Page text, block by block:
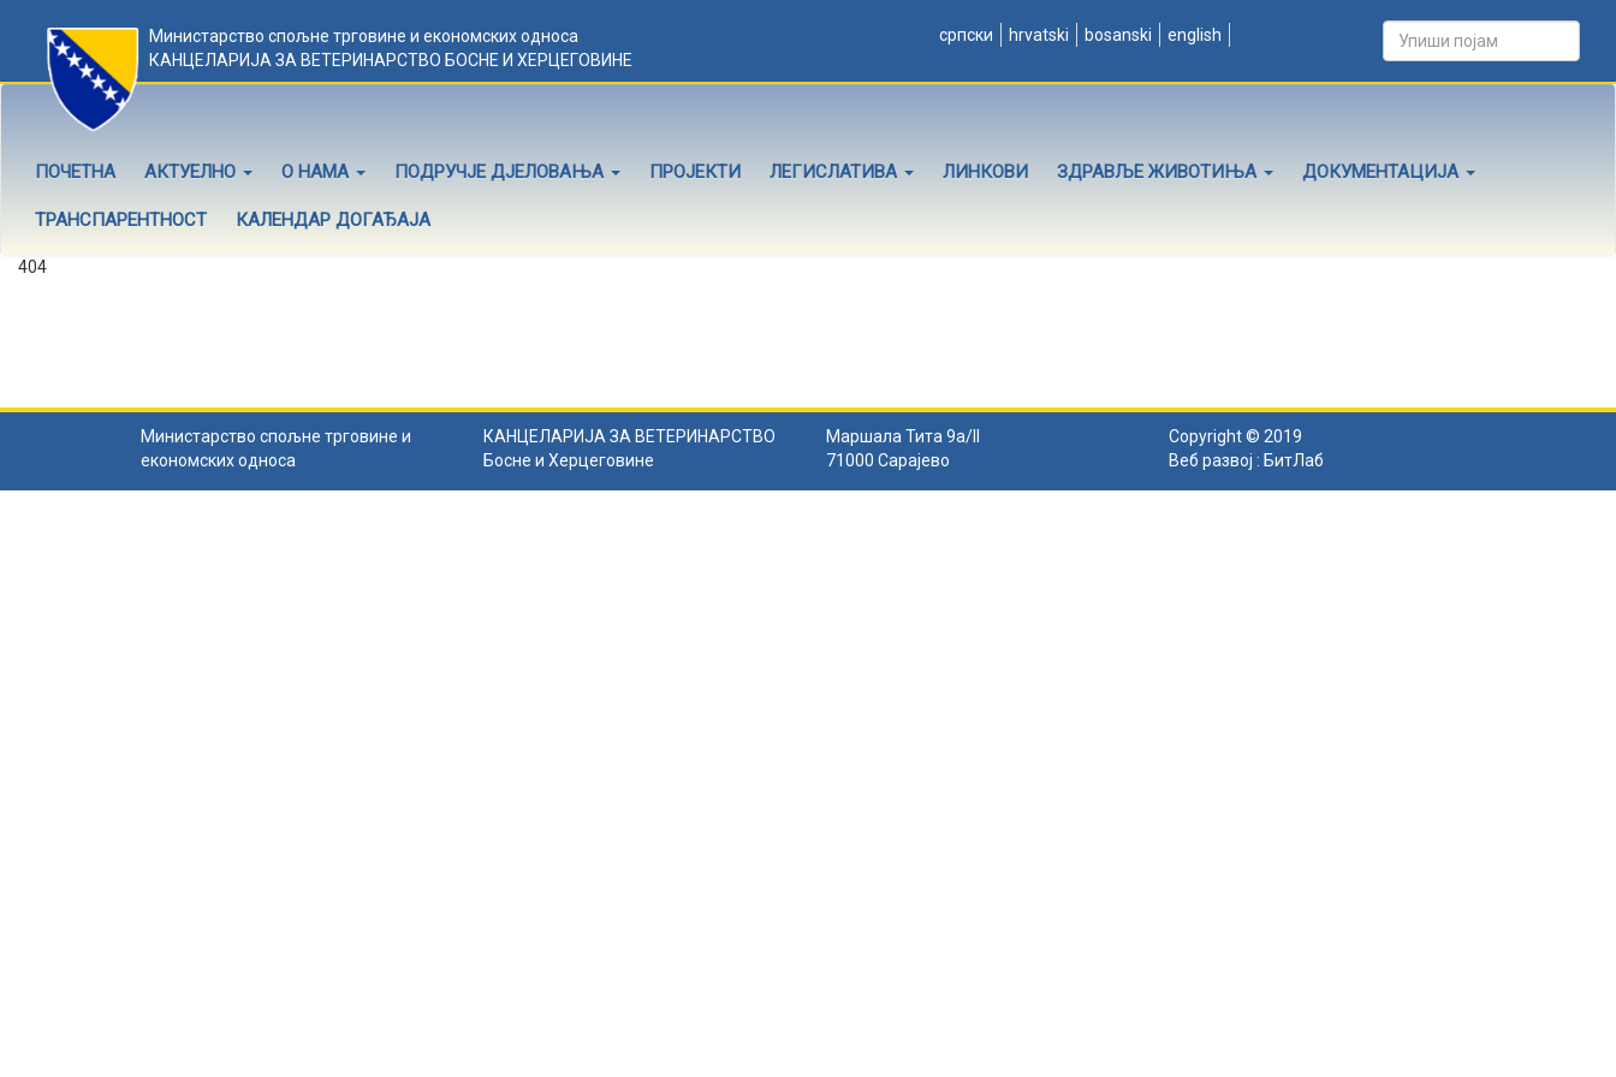
Министарство спољне трговине и економских односа
КАНЦЕЛАРИЈА ЗА ВЕТЕРИНАРСТВО БОСНЕ И ХЕРЦЕГОВИНЕ
српски hrvatski bosanski english
ПОЧЕТНА АКТУЕЛНО О НАМА ПОДРУЧЈЕ ДЈЕЛОВАЊА ПРОЈЕКТИ ЛЕГИСЛАТИВА ЛИНКОВИ ЗДРАВЉЕ ЖИВОТИЊА ДОКУМЕНТАЦИЈА
ТРАНСПАРЕНТНОСТ КАЛЕНДАР ДОГАЂАЈА
404
Министарство спољне трговине и
економских односа
КАНЦЕЛАРИЈА ЗА ВЕТЕРИНАРСТВО
Босне и Херцеговине
Маршала Тита 9а/II
71000 Сарајево
Copyright © 2019
Веб развој : БитЛаб